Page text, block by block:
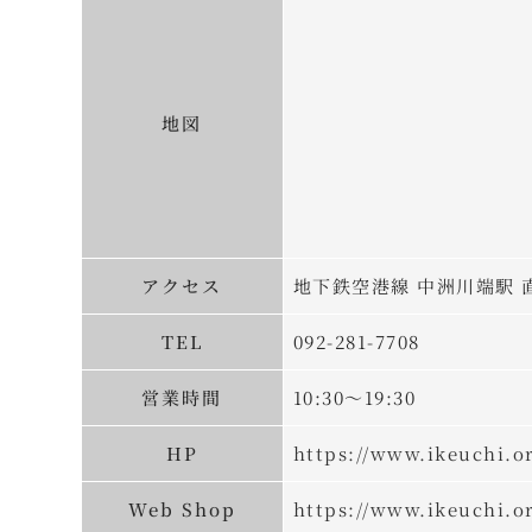
地図
アクセス 地下鉄空港線 中洲川端駅
TEL 092-281-7708
営業時間 10:30～19:30
HP https://
Web Shop https://